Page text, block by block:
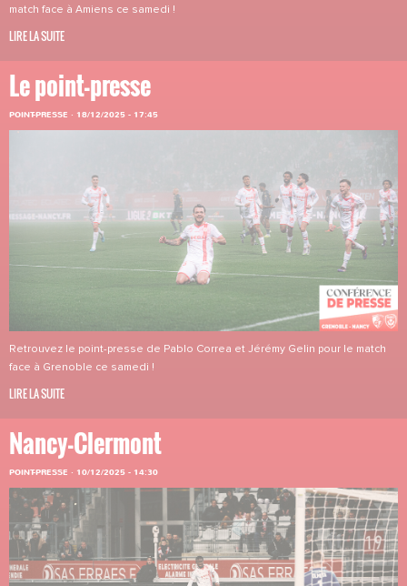
match face à Amiens ce samedi !
LIRE LA SUITE
Le point-presse
POINT-PRESSE · 18/12/2025 - 17:45
Retrouvez le point-presse de Pablo Correa et Jérémy Gelin pour le match
face à Grenoble ce samedi !
LIRE LA SUITE
Nancy-Clermont
POINT-PRESSE · 10/12/2025 - 14:30